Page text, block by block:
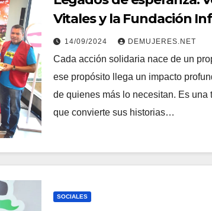
Vitales y la Fundación
Ronald McDonald al
Panamá
14/09/2024 DEMUJERES.NET
Cada acción solidaria nace de un
ese propósito llega un impacto
de quienes más lo necesitan. Es una
que convierte sus historias…
SOCIALES